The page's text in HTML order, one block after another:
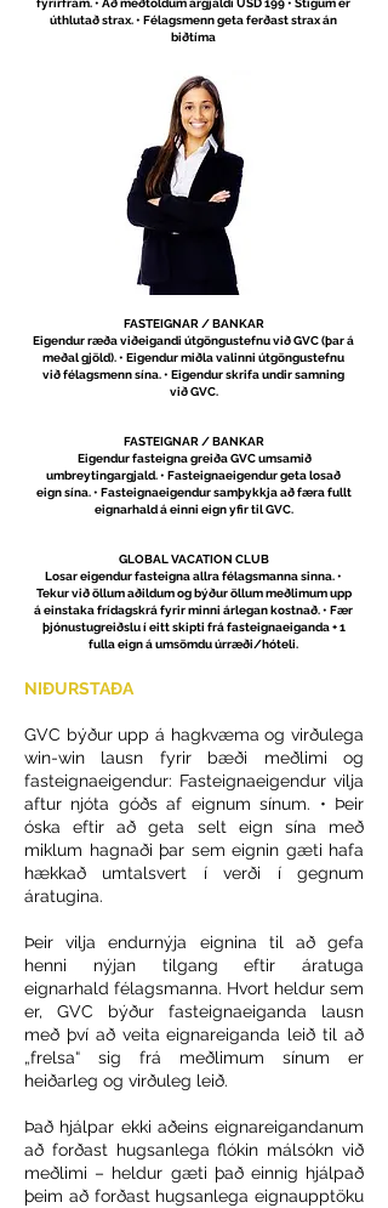
fyrirfram. • Að meðtöldum árgjaldi USD 199 • Stigum er
úthlutað strax. • Félagsmenn geta ferðast strax án
biðtíma
FASTEIGNAR / BANKAR
Eigendur ræða viðeigandi útgöngustefnu við GVC (þar á
meðal gjöld). • Eigendur miðla valinni útgöngustefnu
við félagsmenn sína. • Eigendur skrifa undir samning
við GVC.
FASTEIGNAR / BANKAR
Eigendur fasteigna greiða GVC umsamið
umbreytingargjald. • Fasteignaeigendur geta losað
eign sína. • Fasteignaeigendur samþykkja að færa fullt
eignarhald á einni eign yfir til GVC.
GLOBAL VACATION CLUB
Losar eigendur fasteigna allra félagsmanna sinna. •
Tekur við öllum aðildum og býður öllum meðlimum upp
á einstaka frídagskrá fyrir minni árlegan kostnað. • Fær
þjónustugreiðslu í eitt skipti frá fasteignaeiganda + 1
fulla eign á umsömdu úrræði/hóteli.
NIÐURSTAÐA
GVC býður upp á hagkvæma og virðulega
win-win lausn fyrir bæði meðlimi og
fasteignaeigendur: Fasteignaeigendur vilja
aftur njóta góðs af eignum sínum. • Þeir
óska eftir að geta selt eign sína með
miklum hagnaði þar sem eignin gæti hafa
hækkað umtalsvert í verði í gegnum
áratugina.
Þeir vilja endurnýja eignina til að gefa
henni nýjan tilgang eftir áratuga
eignarhald félagsmanna. Hvort heldur sem
er, GVC býður fasteignaeiganda lausn
með því að veita eignareiganda leið til að
„frelsa“ sig frá meðlimum sínum er
heiðarleg og virðuleg leið.
Það hjálpar ekki aðeins eignareigandanum
að forðast hugsanlega flókin málsókn við
meðlimi – heldur gæti það einnig hjálpað
þeim að forðast hugsanlega eignaupptöku